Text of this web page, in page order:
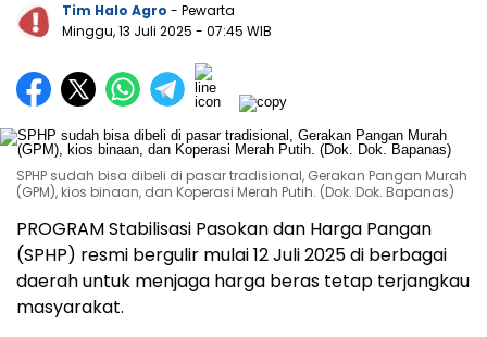
Tim Halo Agro - Pewarta
Minggu, 13 Juli 2025 - 07:45 WIB
SPHP sudah bisa dibeli di pasar tradisional, Gerakan Pangan Murah
(GPM), kios binaan, dan Koperasi Merah Putih. (Dok. Dok. Bapanas)
PROGRAM Stabilisasi Pasokan dan Harga Pangan
(SPHP) resmi bergulir mulai 12 Juli 2025 di berbagai
daerah untuk menjaga harga beras tetap terjangkau
masyarakat.